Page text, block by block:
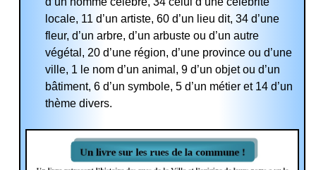
locale, 11 d’un artiste, 60 d’un lieu dit, 34 d’une
fleur, d’un arbre, d’un arbuste ou d’un autre
végétal, 20 d’une région, d’une province ou d’une
ville, 1 le nom d’un animal, 9 d’un objet ou d’un
bâtiment, 6 d’un symbole, 5 d’un métier et 14 d’un
thème divers.